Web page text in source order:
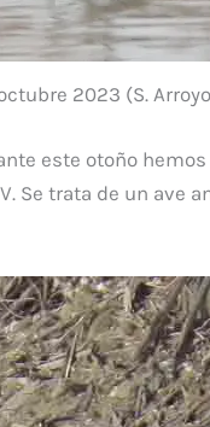
2023 (S.
este otoño
Se trata de un ave